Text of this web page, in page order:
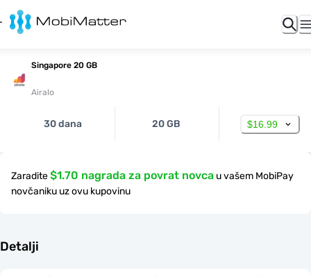
Singapore 20 GB
Airalo
30 dana 20 GB $16.99
Zaradite$1.70 nagrada za povrat novca u vašem MobiPay
novčaniku uz ovu kupovinu
Detalji